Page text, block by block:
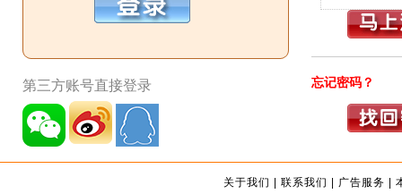
第三方账号直接登录 忘记密码？
关于我们 |联系我们 | 广告服务 |